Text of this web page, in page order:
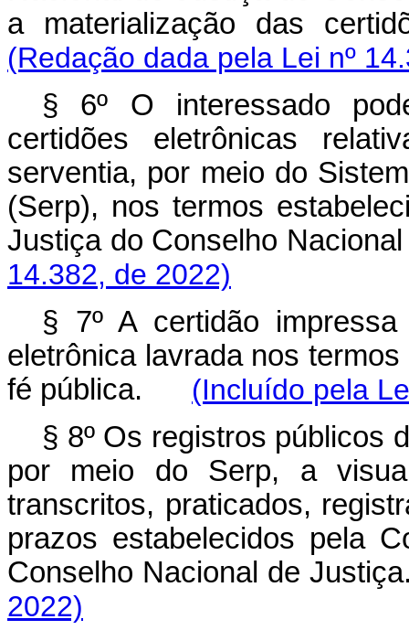
a materialização das
(Redação dada pela Lei nº
§ 6º O interessado
certidões eletrônicas
serventia, por meio do
(Serp), nos termos
Justiça do Conselho
14.382, de 2022)
§ 7º A certidão
eletrônica lavrada nos
fé pública. (Incluído pela
§ 8º Os registros públicos
por meio do Serp, a
transcritos, praticados,
prazos estabelecidos pela
Conselho Nacional de
2022)